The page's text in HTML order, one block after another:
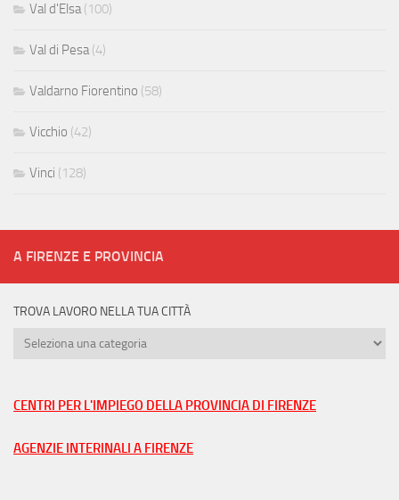
Val d'Elsa(100)
Val di Pesa(4)
Valdarno Fiorentino (58)
Vicchio (42)
Vinci (128)
A FIRENZE E PROVINCIA
TROVA LAVORO NELLA TUA CITTÀ
Trova
tua
CENTRI PER L'IMPIEGO DELLA PROVINCIA DI FIRENZE
AGENZIE INTERINALI A FIRENZE